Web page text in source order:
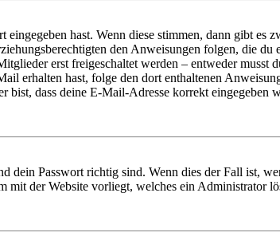
hast. Wenn diese stimmen, dann gibt es
den Anweisungen folgen, die
erst freigeschaltet werden – entweder musst
erhalten hast, folge den dort enthaltenen
dass deine E-Mail-Adresse korrekt eingegeben
Passwort richtig sind. Wenn dies der Fall ist,
der Website vorliegt, welches ein Administrator